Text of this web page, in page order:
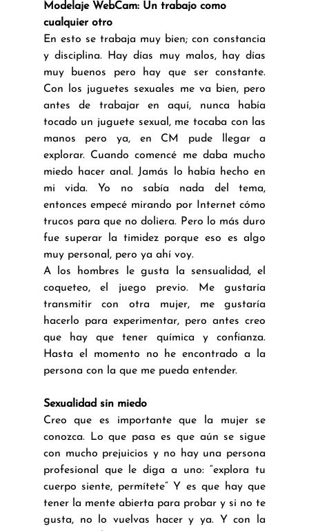
Modelaje WebCam: Un trabajo como
cualquier otro
En esto se trabaja muy bien; con constancia
y disciplina. Hay días muy malos, hay días
muy buenos pero hay que ser constante.
Con los juguetes sexuales me va bien, pero
antes de trabajar en aquí, nunca había
tocado un juguete sexual, me tocaba con las
manos pero ya, en CM pude llegar a
explorar. Cuando comencé me daba mucho
miedo hacer anal. Jamás lo había hecho en
mi vida. Yo no sabía nada del tema,
entonces empecé mirando por Internet cómo
trucos para que no doliera. Pero lo más duro
fue superar la timidez porque eso es algo
muy personal, pero ya ahí voy.
A los hombres le gusta la sensualidad, el
coqueteo, el juego previo. Me gustaría
transmitir con otra mujer, me gustaría
hacerlo para experimentar, pero antes creo
que hay que tener química y confianza.
Hasta el momento no he encontrado a la
persona con la que me pueda entender.
Sexualidad sin miedo
Creo que es importante que la mujer se
conozca. Lo que pasa es que aún se sigue
con mucho prejuicios y no hay una persona
profesional que le diga a uno: “explora tu
cuerpo siente, permítete” Y es que hay que
tener la mente abierta para probar y si no te
gusta, no lo vuelvas hacer y ya. Y con la